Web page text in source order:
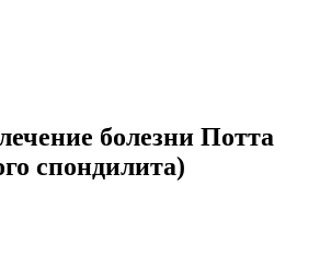
болезни Потта
спондилита)